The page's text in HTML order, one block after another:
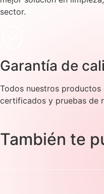
sector.
Garantía de
Todos nuestros
certificados y pruebas de
También te